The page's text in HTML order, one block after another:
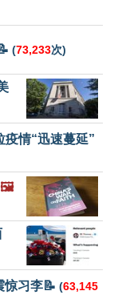
(73,233次)
情“迅速蔓延”
🖼️
惊习李📝 (63,145